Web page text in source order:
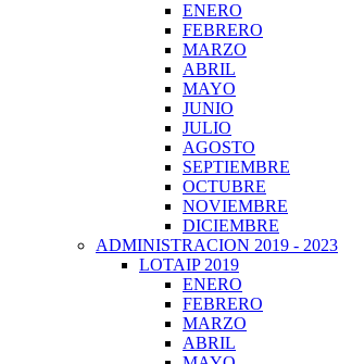
ENERO
FEBRERO
MARZO
ABRIL
MAYO
JUNIO
JULIO
AGOSTO
SEPTIEMBRE
OCTUBRE
NOVIEMBRE
DICIEMBRE
ADMINISTRACION 2019 - 2023
LOTAIP 2019
ENERO
FEBRERO
MARZO
ABRIL